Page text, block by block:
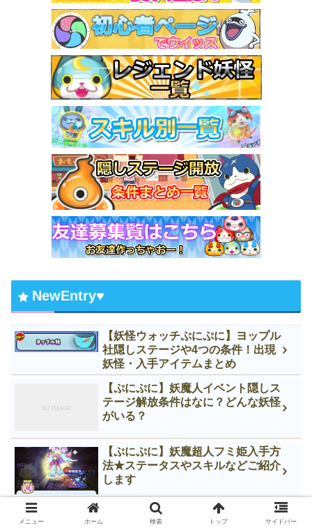
NewEntry♥
【妖怪ウォッチぷにぷに】ヨップル
社隠しステージや4つの条件！出現
妖怪・入手アイテムまとめ
【ぷにぷに】妖魔人イベント隠しス
テージ解放条件はなに？どんな妖怪
がいる？
【ぷにぷに】妖魔超人フミ姫入手方
法★ステータスやスキルなどご紹介
します
【ぷにぷに】妖魔神ケン王入手方法
メニュー ホーム 検索 トップ サイドバー